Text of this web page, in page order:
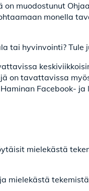
on muodostunut
monella
tai hyvinvointi?
on tavattavissa
Facebook-
mielekästä
mielekästä